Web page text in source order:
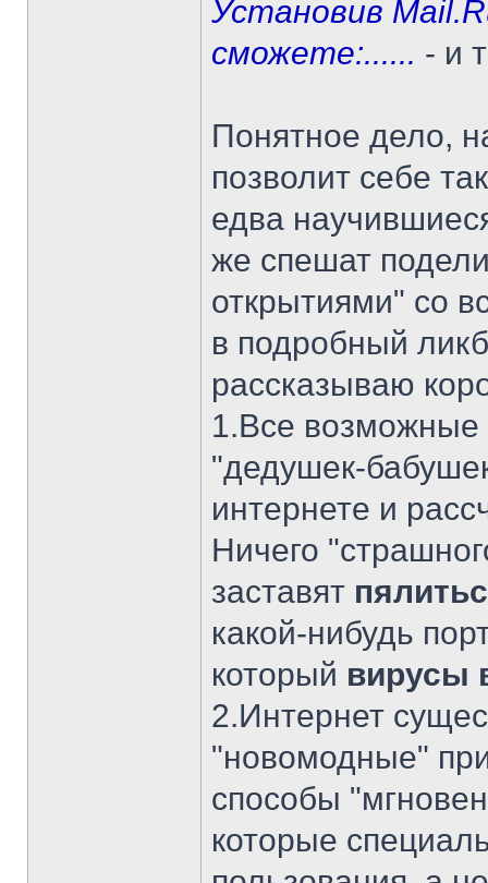
Установив
сможете:...... - и
Понятное дело,
позволит себе
едва
же спешат
открытиями" со
в подробный
рассказываю
1.Все
"дедушек-
интернете и
Ничего
заставят
какой-нибудь
который вирусы
2.Интернет
"новомодные"
способы
которые